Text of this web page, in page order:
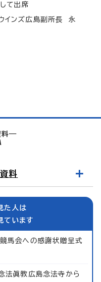
て出席
インズ広島副所長 永
料
料
た人は
ています
会への感謝状贈呈式
眞教広島念法寺から